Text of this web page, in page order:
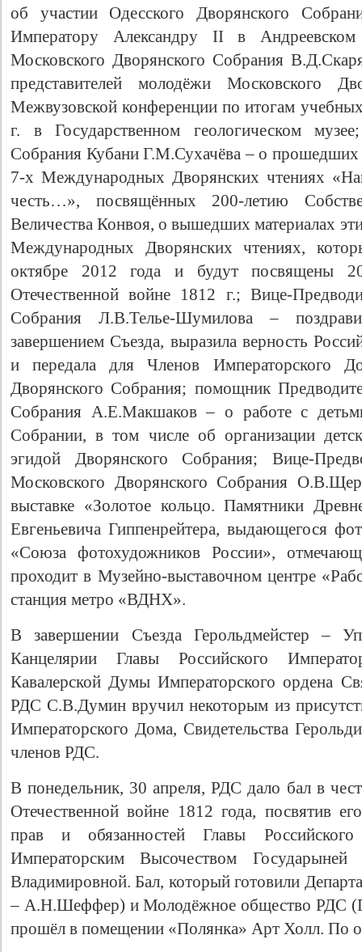
об участии Одесского Дворянского
Императору Александру II в
Московского Дворянского Собрания
представителей молодёжи Московского
Межвузовской конференции по итогам
г. в Государственном геологическом
Собрания Кубани Г.М.Сухачёва – о прошедших
7-х Международных Дворянских чтениях
честь…», посвящённых 200-летию
Величества Конвоя, о вышедших материалах
Международных Дворянских чтениях,
октябре 2012 года и будут посвящены
Отечественной войне 1812 г.; Вице-
Собрания Л.В.Телье-Шумилова –
завершением Съезда, выразила верность
и передала для Членов Императорского
Дворянского Собрания; помощник
Собрания А.Е.Макшаков – о работе с
Собрании, в том числе об организации
эгидой Дворянского Собрания; Вице-
Московского Дворянского Собрания
выставке «Золотое кольцо. Памятники
Евгеньевича Гиппенрейтера, выдающегося
«Союза фотохудожников России»,
проходит в Музейно-выставочном центре
станция метро «ВДНХ».
В завершении Съезда Герольдмейстер –
Канцелярии Главы Российского
Кавалерской Думы Императорского ордена
РДС С.В.Думин вручил некоторым из
Императорского Дома, Свидетельства
членов РДС.
В понедельник, 30 апреля, РДС дало бал в
Отечественной войне 1812 года, посвятив
прав и обязанностей Главы
Императорским Высочеством
Владимировной. Бал, который готовили
– А.Н.Шеффер) и Молодёжное общество РДС
прошёл в помещении «Полянка» Арт Холл. По